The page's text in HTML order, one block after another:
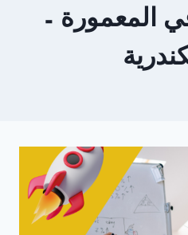
المعمورة –